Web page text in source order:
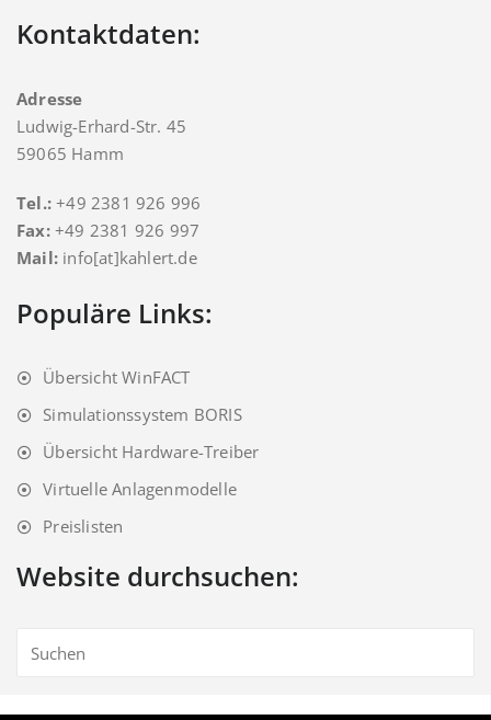
Kontaktdaten:
Adresse
Ludwig-Erhard-Str. 45
59065 Hamm
Tel.:+49 2381 926 996
Fax: +49 2381 926 997
Mail: info[at]kahlert.de
Populäre Links:
Übersicht WinFACT
Simulationssystem BORIS
Übersicht Hardware-Treiber
Virtuelle Anlagenmodelle
Preislisten
Website durchsuchen: